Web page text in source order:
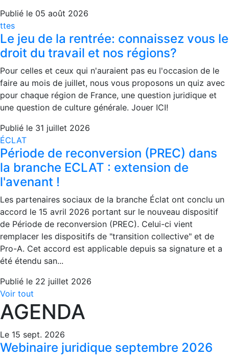
Publié le 05 août 2026
ttes
Le jeu de la rentrée: connaissez vous le
droit du travail et nos régions?
Pour celles et ceux qui n'auraient pas eu l'occasion de le
faire au mois de juillet, nous vous proposons un quiz avec
pour chaque région de France, une question juridique et
une question de culture générale. Jouer ICI!
Publié le 31 juillet 2026
ÉCLAT
Période de reconversion (PREC) dans
la branche ECLAT : extension de
l'avenant !
Les partenaires sociaux de la branche Éclat ont conclu un
accord le 15 avril 2026 portant sur le nouveau dispositif
de Période de reconversion (PREC). Celui-ci vient
remplacer les dispositifs de "transition collective" et de
Pro-A. Cet accord est applicable depuis sa signature et a
été étendu san...
Publié le 22 juillet 2026
Voir tout
AGENDA
Le 15 sept. 2026
Webinaire juridique septembre 2026